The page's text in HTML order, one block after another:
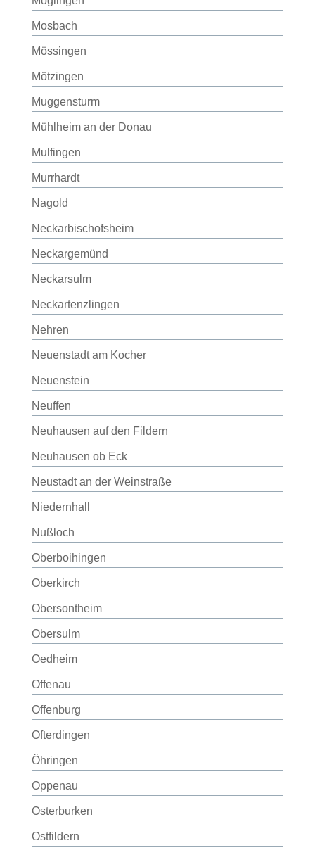
Mosbach
Mössingen
Mötzingen
Muggensturm
Mühlheim an der Donau
Mulfingen
Murrhardt
Nagold
Neckarbischofsheim
Neckargemünd
Neckarsulm
Neckartenzlingen
Nehren
Neuenstadt am Kocher
Neuenstein
Neuffen
Neuhausen auf den Fildern
Neuhausen ob Eck
Neustadt an der Weinstraße
Niedernhall
Nußloch
Oberboihingen
Oberkirch
Obersontheim
Obersulm
Oedheim
Offenau
Offenburg
Ofterdingen
Öhringen
Oppenau
Osterburken
Ostfildern